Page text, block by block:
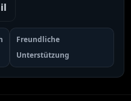
Freundliche
Unterstützung